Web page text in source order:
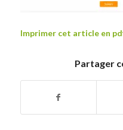
Imprimer cet article en
Partager